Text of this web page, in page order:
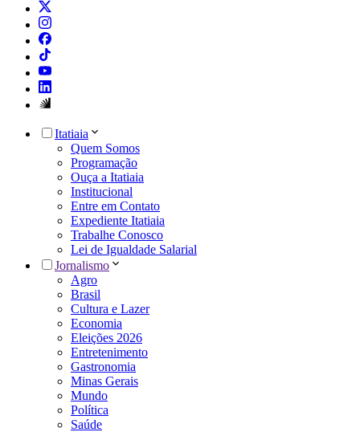
Itatiaia
Quem Somos
Programação
Ouça a Itatiaia
Institucional
Entre em Contato
Expediente Itatiaia
Trabalhe Conosco
Lei de Igualdade Salarial
Jornalismo
Agro
Brasil
Cultura e Lazer
Economia
Eleições 2026
Entretenimento
Gastronomia
Minas Gerais
Mundo
Política
Saúde